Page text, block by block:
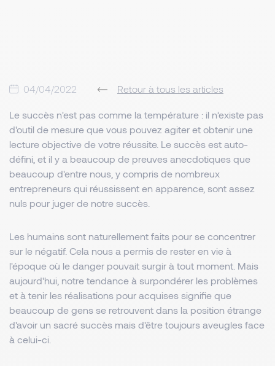
04/04/2022 Retour à tous les articles
Le succès n'est pas comme la température : il n’existe pas
d'outil de mesure que vous pouvez agiter et obtenir une
lecture objective de votre réussite. Le succès est auto-
défini, et il y a beaucoup de preuves anecdotiques que
beaucoup d'entre nous, y compris de nombreux
entrepreneurs qui réussissent en apparence, sont assez
nuls pour juger de notre succès.
Les humains sont naturellement faits pour se concentrer
sur le négatif. Cela nous a permis de rester en vie à
l'époque où le danger pouvait surgir à tout moment. Mais
aujourd'hui, notre tendance à surpondérer les problèmes
et à tenir les réalisations pour acquises signifie que
beaucoup de gens se retrouvent dans la position étrange
d'avoir un sacré succès mais d'être toujours aveugles face
à celui-ci.